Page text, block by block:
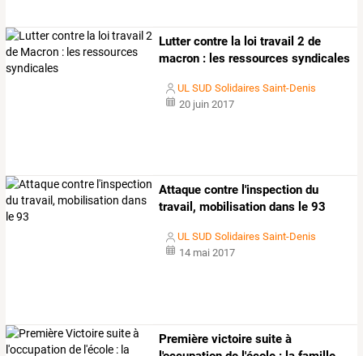
Lutter contre la loi travail 2 de
macron : les ressources syndicales
UL SUD Solidaires Saint-Denis
20 juin 2017
Attaque contre l'inspection du
travail, mobilisation dans le 93
UL SUD Solidaires Saint-Denis
14 mai 2017
Première victoire suite à